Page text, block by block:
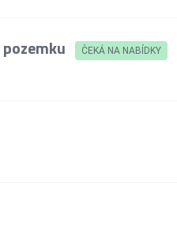
ČEKÁ NA NABÍDKY